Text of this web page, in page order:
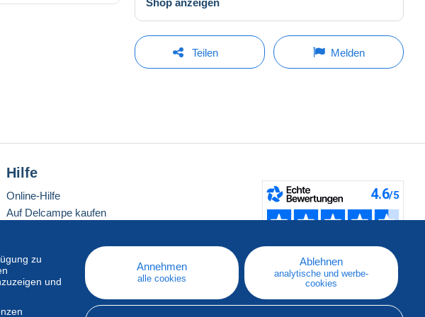
Teilen Melden
zu
und
Annehmen
alle cookies
Ablehnen
analytische und werbe-
cookies
Hilfe
Online-Hilfe
Auf Delcampe kaufen
Eine sichere Website